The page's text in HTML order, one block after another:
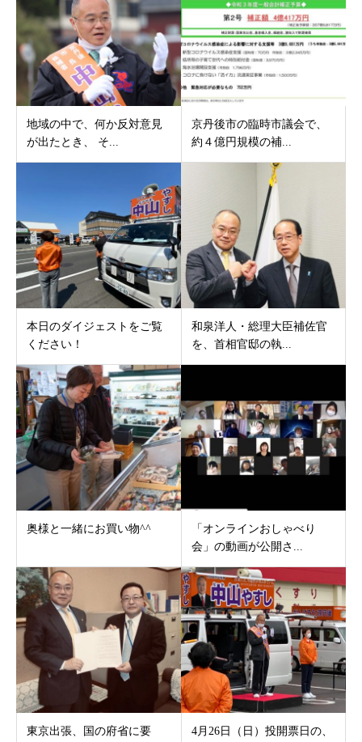
地域の中で、何か反対意見
が出たとき、 そ...
京丹後市の臨時市議会で、
約４億円規模の補...
本日のダイジェストをご覧
ください！
和泉洋人・総理大臣補佐官
を、首相官邸の執...
奥様と一緒にお買い物^^
「オンラインおしゃべり
会」の動画が公開さ...
東京出張、国の府省に要
4月26日（日）投開票日の、